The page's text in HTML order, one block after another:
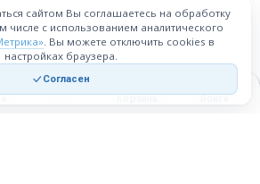
Корзина Войти
сайтом Вы соглашаетесь на обработку
числе с использованием аналитического
. Вы можете отключить cookies в
настройках браузера.
Согласен